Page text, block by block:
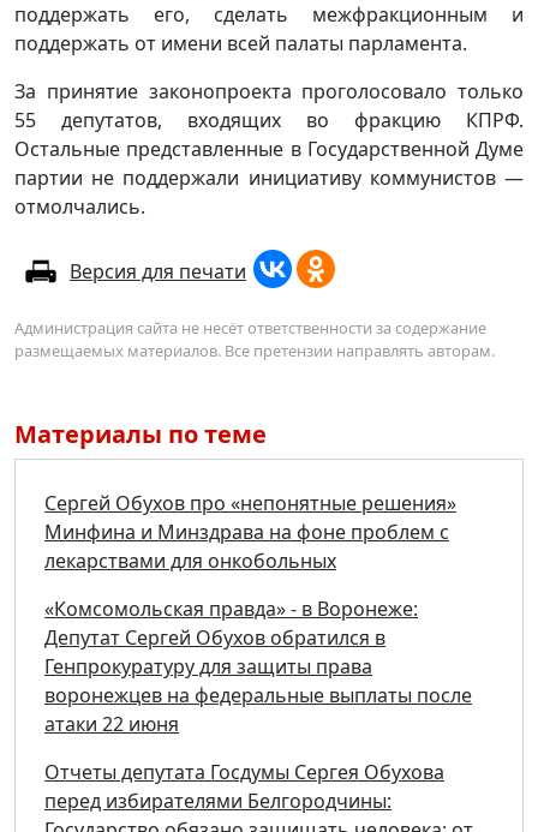
поддержать его, сделать межфракционным и
поддержать от имени всей палаты парламента.
За принятие законопроекта проголосовало только
55 депутатов, входящих во фракцию КПРФ.
Остальные представленные в Государственной Думе
партии не поддержали инициативу коммунистов —
отмолчались.
Версия для печати
Администрация сайта не несёт ответственности за содержание
размещаемых материалов. Все претензии направлять авторам.
Материалы по теме
Сергей Обухов про «непонятные решения»
Минфина и Минздрава на фоне проблем с
лекарствами для онкобольных
«Комсомольская правда» - в Воронеже:
Депутат Сергей Обухов обратился в
Генпрокуратуру для защиты права
воронежцев на федеральные выплаты после
атаки 22 июня
Отчеты депутата Госдумы Сергея Обухова
перед избирателями Белгородчины: